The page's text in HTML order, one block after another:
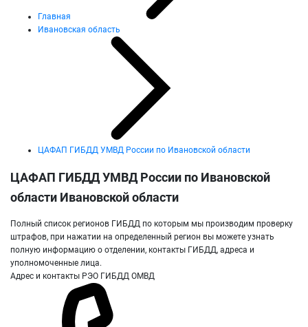
Главная
Ивановская область
ЦАФАП ГИБДД УМВД России по Ивановской области
ЦАФАП ГИБДД УМВД России по Ивановской
области Ивановской области
Полный список регионов ГИБДД по которым мы производим проверку
штрафов, при нажатии на определенный регион вы можете узнать
полную информацию о отделении, контакты ГИБДД, адреса и
уполномоченные лица.
Адрес и контакты РЭО ГИБДД ОМВД